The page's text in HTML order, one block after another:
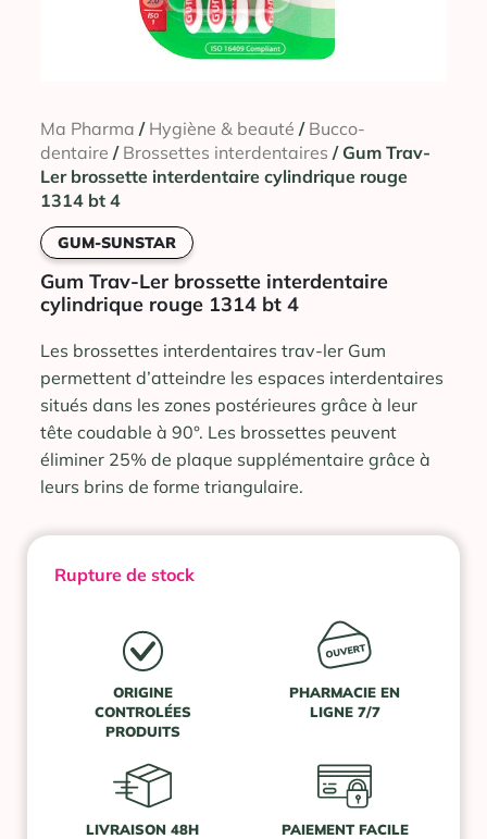
Ma Pharma / Hygiène & beauté / Bucco-
dentaire / Brossettes interdentaires / Gum Trav-
Ler brossette interdentaire cylindrique rouge
1314 bt 4
GUM-SUNSTAR
Gum Trav-Ler brossette interdentaire
cylindrique rouge 1314 bt 4
Les brossettes interdentaires trav-ler Gum
permettent d’atteindre les espaces interdentaires
situés dans les zones postérieures grâce à leur
tête coudable à 90°. Les brossettes peuvent
éliminer 25% de plaque supplémentaire grâce à
leurs brins de forme triangulaire.
Rupture de stock
ORIGINE
CONTROLÉES
PRODUITS
PHARMACIE EN
LIGNE 7/7
LIVRAISON 48H
PAIEMENT FACILE